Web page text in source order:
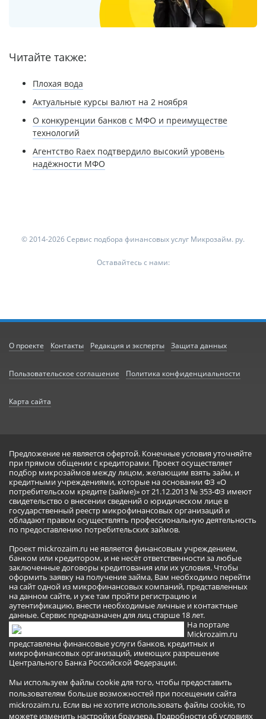
Читайте также:
Плохая вода
Актуальные курсы валют на 2 ноября
О конкуренции банков с МФО и преимуществе
технологий
Агентство Raex подтвердило высокий уровень
надёжности МФО
© 2014-2026 Сервис подбора финансовых услуг Микрозайм. ру.
Оставайтесь с нами:
О проекте Контакты Редакция и эксперты Защита данных
Пользовательское соглашение Политика конфиденциальности
Карта сайта
Предложение не является офертой. Конечные условия уточняйте
при прямом общении с кредиторами. Проект осуществляет
подбор микрозаймов между лицом, желающим взять займ, и
кредитными учреждениями, которые на основании ФЗ «О
потребительском кредите (займе)» от 21.12.2013 № 353-ФЗ имеют
свидетельство о внесении сведений о юридическом лице в
государственный реестр микрофинансовых организаций и
обладают правом осуществлять профессиональную деятельность
по предоставлению потребительских займов.
Проект mickrozaim.ru не является финансовым учреждением,
банком или кредитором, и не несёт ответственности за любые
заключенные договоры кредитования или их условия. Чтобы
оформить заявку на получение займа, Вам необходимо перейти
на сайт одной из микрофинансовых компаний, представленных
на данном сайте, и уже там пройти регистрацию и
аутентификацию, внести необходимые личные и контактные
данные. Сервис предназначен для лиц старше 18 лет.
На портале
Mickrozaim.ru
представлены финансовые услуги банков, кредитных и
микрофинансовых организаций, имеющих разрешение
Центрального Банка Российской Федерации.
Мы используем файлы cookie для того, чтобы предоставить
пользователям больше возможностей при посещении сайта
mickrozaim.ru. Если вы не хотите использовать файлы cookie, то
можете изменить настройки браузера. Подробности об условиях